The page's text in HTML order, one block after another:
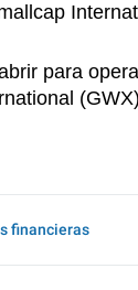
para
financieras